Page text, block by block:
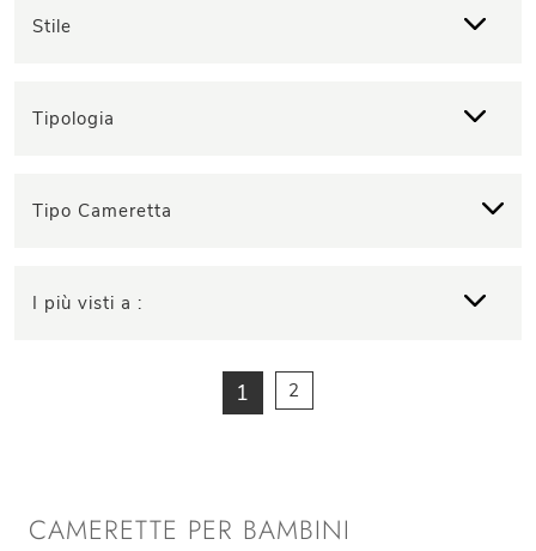
Stile
Tipologia
Tipo Cameretta
I più visti a :
1 2
CAMERETTE PER BAMBINI